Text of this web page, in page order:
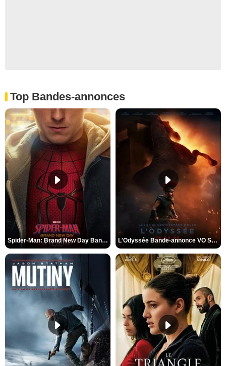
Top Bandes-annonces
Spider-Man: Brand New Day Bande-annonce VO STFR L'Odyssée Bande-annonce VO STFR